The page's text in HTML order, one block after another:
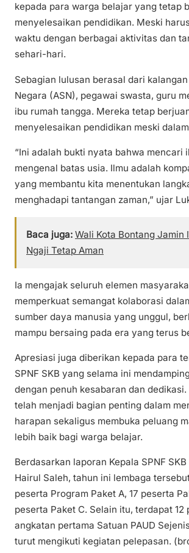
kepada para warga belajar yang tetap
menyelesaikan pendidikan. Meski
waktu dengan berbagai aktivitas dan
sehari-hari.
Sebagian lulusan berasal dari
Negara (ASN), pegawai swasta, guru
ibu rumah tangga. Mereka tetap
menyelesaikan pendidikan meski
“Ini adalah bukti nyata bahwa mencari
mengenal batas usia. Ilmu adalah
yang membantu kita menentukan
menghadapi tantangan zaman,” ujar
Baca juga: Wali Kota Bontang Jamin
Ngaji Tetap Aman
Ia mengajak seluruh elemen
memperkuat semangat kolaborasi
sumber daya manusia yang unggul,
mampu bersaing pada era yang terus
Apresiasi juga diberikan kepada para
SPNF SKB yang selama ini
dengan penuh kesabaran dan
telah menjadi bagian penting dalam
harapan sekaligus membuka peluang
lebih baik bagi warga belajar.
Berdasarkan laporan Kepala SPNF
Hairul Saleh, tahun ini lembaga
peserta Program Paket A, 17 peserta
peserta Paket C. Selain itu, terdapat 12
angkatan pertama Satuan PAUD
turut mengikuti kegiatan pelepasan.